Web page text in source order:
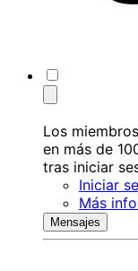
Los
en más de
tras iniciar
Iniciar
Más
Mensajes